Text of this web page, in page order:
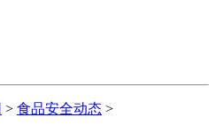
> 食品安全动态 >